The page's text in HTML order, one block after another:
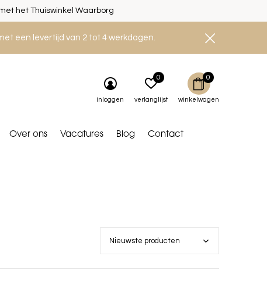
een levertijd van 2 tot 4 werkdagen.
Over ons Vacatures Blog Contact
inloggen verlanglijst
0
winkelwagen
0
het Thuiswinkel Waarborg